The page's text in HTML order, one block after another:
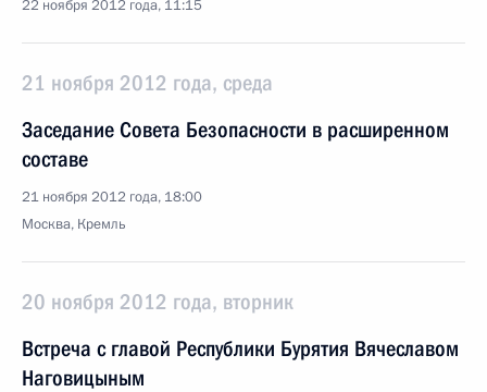
22 ноября 2012 года, 11:15
21 ноября 2012 года, среда
Заседание Совета Безопасности в расширенном
составе
21 ноября 2012 года, 18:00
Москва, Кремль
20 ноября 2012 года, вторник
Встреча с главой Республики Бурятия Вячеславом
Наговицыным